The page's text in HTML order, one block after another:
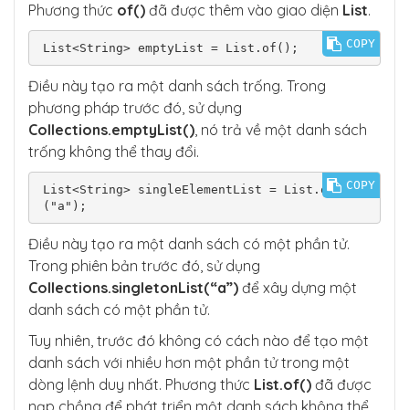
Phương thức of() đã được thêm vào giao diện List.
List<String> emptyList = List.of(); COPY
Điều này tạo ra một danh sách trống. Trong
phương pháp trước đó, sử dụng
Collections.emptyList(), nó trả về một danh sách
trống không thể thay đổi.
List<String> singleElementList = List.of
("a");
COPY
Điều này tạo ra một danh sách có một phần tử.
Trong phiên bản trước đó, sử dụng
Collections.singletonList(“a”) để xây dựng một
danh sách có một phần tử.
Tuy nhiên, trước đó không có cách nào để tạo một
danh sách với nhiều hơn một phần tử trong một
dòng lệnh duy nhất. Phương thức List.of() đã được